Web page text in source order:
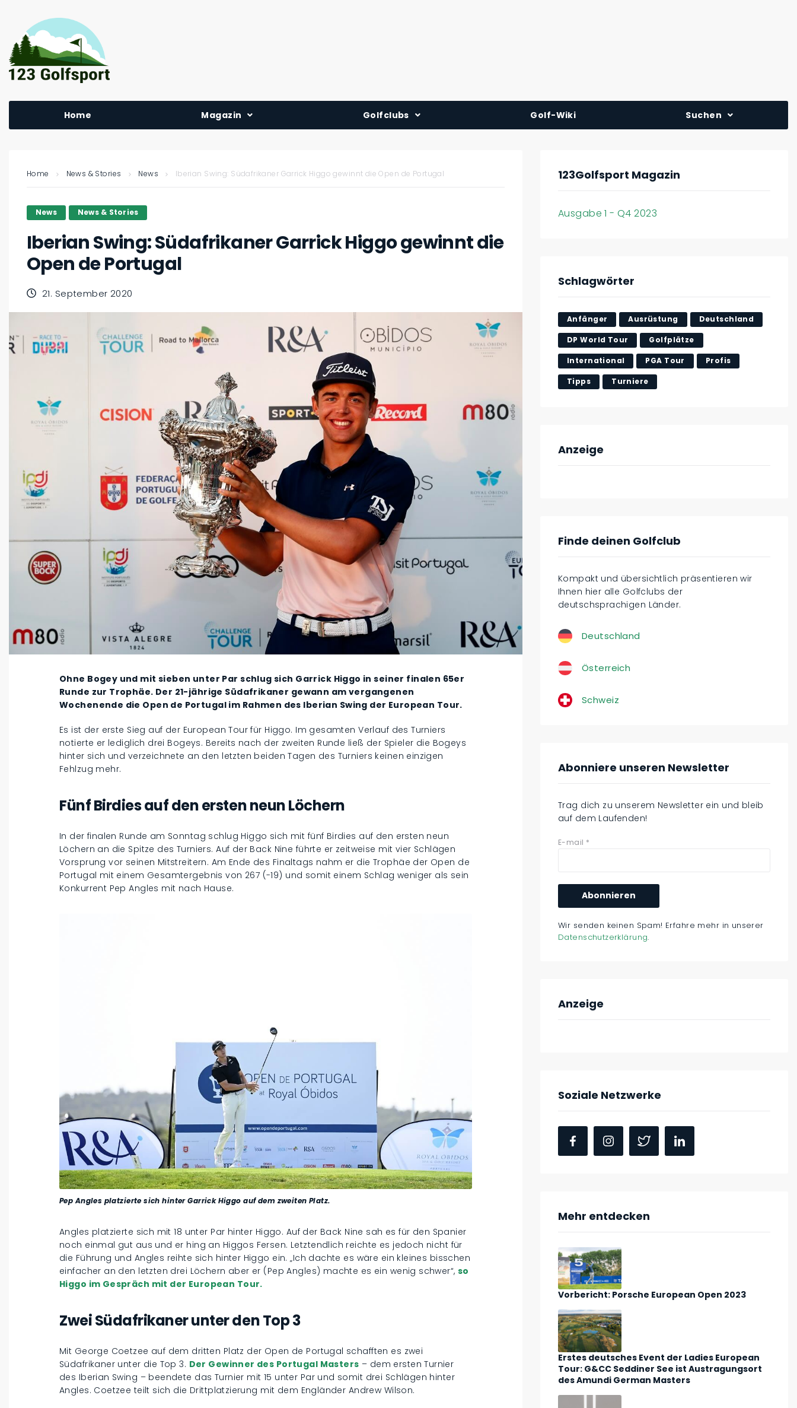
Home Magazin
Golfclubs
Golf-Wiki Suchen
Home News & Stories News Iberian Swing: Südafrikaner Garrick Higgo gewinnt die Open de Portugal
News News & Stories
Iberian Swing: Südafrikaner Garrick Higgo gewinnt die
Open de Portugal
21. September 2020
Ohne Bogey und mit sieben unter Par schlug sich Garrick Higgo in seiner finalen 65er
Runde zur Trophäe. Der 21-jährige Südafrikaner gewann am vergangenen
Wochenende die Open de Portugal im Rahmen des Iberian Swing der European Tour.
Es ist der erste Sieg auf der European Tour für Higgo. Im gesamten Verlauf des Turniers
notierte er lediglich drei Bogeys. Bereits nach der zweiten Runde ließ der Spieler die Bogeys
hinter sich und verzeichnete an den letzten beiden Tagen des Turniers keinen einzigen
Fehlzug mehr.
Fünf Birdies auf den ersten neun Löchern
In der finalen Runde am Sonntag schlug Higgo sich mit fünf Birdies auf den ersten neun
Löchern an die Spitze des Turniers. Auf der Back Nine führte er zeitweise mit vier Schlägen
Vorsprung vor seinen Mitstreitern. Am Ende des Finaltags nahm er die Trophäe der Open de
Portugal mit einem Gesamtergebnis von 267 (-19) und somit einem Schlag weniger als sein
Konkurrent Pep Angles mit nach Hause.
Pep Angles platzierte sich hinter Garrick Higgo auf dem zweiten Platz.
Angles platzierte sich mit 18 unter Par hinter Higgo. Auf der Back Nine sah es für den Spanier
noch einmal gut aus und er hing an Higgos Fersen. Letztendlich reichte es jedoch nicht für
die Führung und Angles reihte sich hinter Higgo ein. „Ich dachte es wäre ein kleines bisschen
einfacher an den letzten drei Löchern aber er (Pep Angles) machte es ein wenig schwer“, so
Higgo im Gespräch mit der European Tour.
Zwei Südafrikaner unter den Top 3
Mit George Coetzee auf dem dritten Platz der Open de Portugal schafften es zwei
Südafrikaner unter die Top 3. Der Gewinner des Portugal Masters – dem ersten Turnier
des Iberian Swing – beendete das Turnier mit 15 unter Par und somit drei Schlägen hinter
Angles. Coetzee teilt sich die Drittplatzierung mit dem Engländer Andrew Wilson.
123Golfsport Magazin
Ausgabe 1 - Q4 2023
Schlagwörter
Anfänger Ausrüstung Deutschland
DP World Tour Golfplätze
International PGA Tour Profis
Tipps Turniere
Anzeige
Finde deinen Golfclub
Kompakt und übersichtlich präsentieren wir
Ihnen hier alle Golfclubs der
deutschsprachigen Länder.
Deutschland
Österreich
Schweiz
Abonniere unseren Newsletter
Trag dich zu unserem Newsletter ein und bleib
auf dem Laufenden!
E-mail *
Wir senden keinen Spam! Erfahre mehr in unserer
Datenschutzerklärung.
Anzeige
Soziale Netzwerke
Mehr entdecken
Vorbericht: Porsche European Open 2023
Erstes deutsches Event der Ladies European
Tour: G&CC Seddiner See ist Austragungsort
des Amundi German Masters